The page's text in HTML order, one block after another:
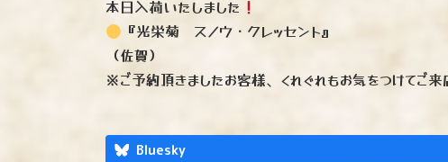
本日入荷いたしました
『光栄菊 スノウ・クレッセント』
（佐賀）
※ご予約頂きましたお客様、くれぐれもお気をつけてご来
Bluesky